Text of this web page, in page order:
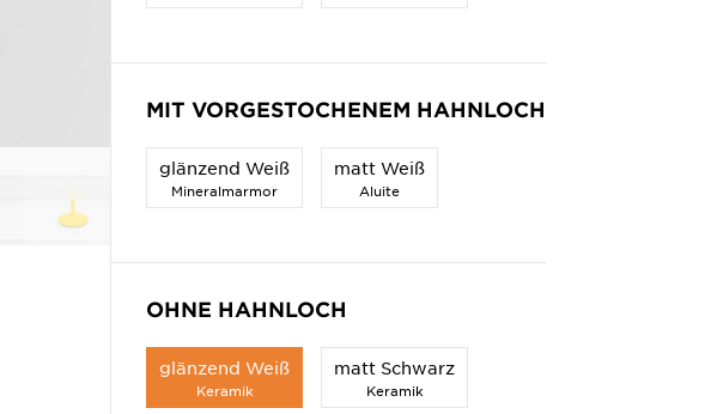
MIT VORGESTOCHENEM HAHNLOCH
glänzend Weiß
Mineralmarmor
matt Weiß
Aluite
OHNE HAHNLOCH
glänzend Weiß
Keramik
matt Schwarz
Keramik